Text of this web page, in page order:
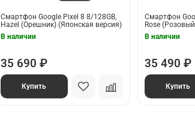
Смартфон Google Pixel 8 8/128GB,
Hazel (Орешник) (Японская версия)
В наличии
35 690 ₽
Купить
Смартфон
Rose
В наличии
35 490 ₽
Купить